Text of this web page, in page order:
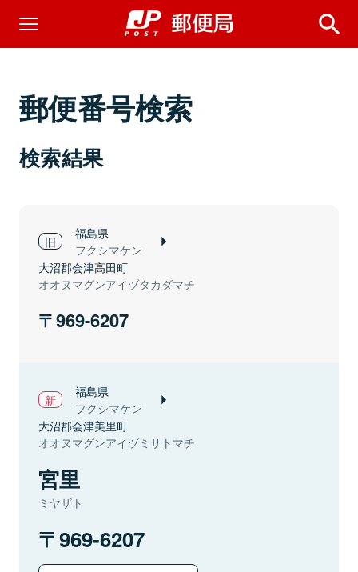
郵便番号検索
検索結果
福島県
フクシマケン
大沼郡会津高田町
オオヌマグンアイヅタカダマチ
969-6207
福島県
フクシマケン
大沼郡会津美里町
オオヌマグンアイヅミサトマチ
宮里
ミヤザト
969-6207